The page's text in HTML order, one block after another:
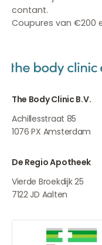
contant.
Coupures van €200
The Body Clinic B.V.
Achillesstraat 85
1076 PX Amsterdam
De Regio Apotheek
Vierde Broekdijk 25
7122 JD Aalten